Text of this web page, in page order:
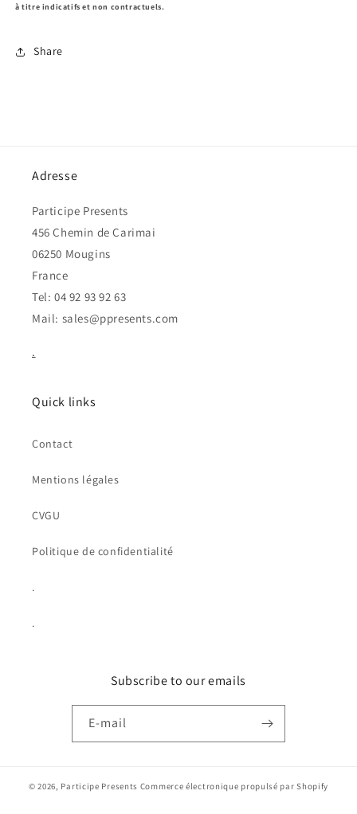
à titre indicatifs et non contractuels.
Share
Adresse
Participe Presents
456 Chemin de Carimai
06250 Mougins
France
Tel: 04 92 93 92 63
Mail: sales@ppresents.com
.
Quick links
Contact
Mentions légales
CVGU
Politique de confidentialité
.
.
Subscribe to our emails
E-mail
© 2026, Participe Presents Commerce électronique propulsé par Shopify